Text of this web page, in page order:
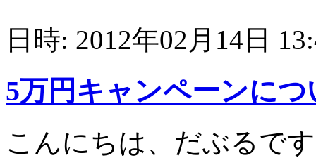
日時: 2012年02月14日
5万円キャンペーンにつ
こんにちは、だぶるで